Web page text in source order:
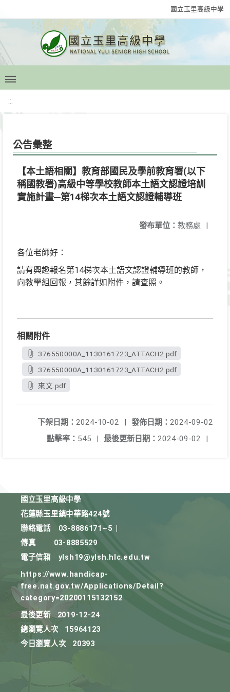
國立玉里高級中學
:::
公告彙整
【本土語相關】教育部國民及學前教育署(以下
稱國教署)高級中等學校教師本土語文認證培訓
實施計畫─第14梯次本土語文認證輔導班
發布單位： 教務處 |
各位老師好：
請有興趣報名第14梯次本土語文認證輔導班的教師，
向教學組回報，其餘詳如附件，請查照。
相關附件
376550000A_1130161723_ATTACH2.pdf
376550000A_1130161723_ATTACH2.pdf
來文.pdf
發佈日期： 2024-09-02
下架日期： 2024-10-02
|
最後更新日期： 2024-09-02 |
點擊率： 545 |
國立玉里高級中學
花蓮縣玉里鎮中華路424號
聯絡電話
03-8886171~5
傳真
03-8885529
電子信箱
ylsh19@ylsh.hlc.edu.tw
https://www.handicap-
free.nat.gov.tw/Applications/Detail?
category=20200115132152
最後更新
2019-12-24
總瀏覽人次
15964123
今日瀏覽人次
20393